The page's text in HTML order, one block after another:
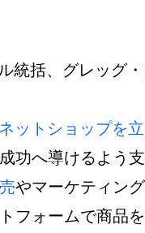
統括、グレッグ
ネットショップを
功へ導けるよう
やマーケティン
フォームで商品